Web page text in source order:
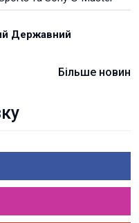
Державний
Більше новин